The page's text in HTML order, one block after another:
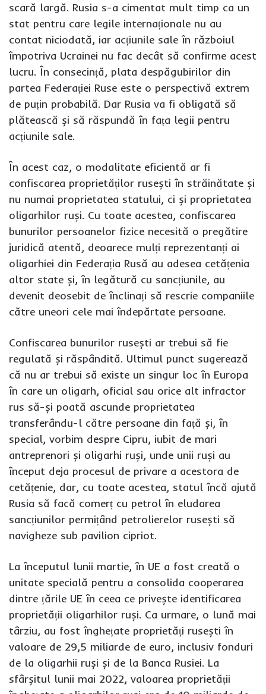
scară largă. Rusia s-a cimentat mult timp ca un
stat pentru care legile internaționale nu au
contat niciodată, iar acțiunile sale în războiul
împotriva Ucrainei nu fac decât să confirme acest
lucru. În consecință, plata despăgubirilor din
partea Federației Ruse este o perspectivă extrem
de puțin probabilă. Dar Rusia va fi obligată să
plătească și să răspundă în fața legii pentru
acțiunile sale.
În acest caz, o modalitate eficientă ar fi
confiscarea proprietăților rusești în străinătate și
nu numai proprietatea statului, ci și proprietatea
oligarhilor ruși. Cu toate acestea, confiscarea
bunurilor persoanelor fizice necesită o pregătire
juridică atentă, deoarece mulți reprezentanți ai
oligarhiei din Federația Rusă au adesea cetățenia
altor state și, în legătură cu sancțiunile, au
devenit deosebit de înclinați să rescrie companiile
către uneori cele mai îndepărtate persoane.
Confiscarea bunurilor rusești ar trebui să fie
regulată și răspândită. Ultimul punct sugerează
că nu ar trebui să existe un singur loc în Europa
în care un oligarh, oficial sau orice alt infractor
rus să-și poată ascunde proprietatea
transferându-l către persoane din față și, în
special, vorbim despre Cipru, iubit de mari
antreprenori și oligarhi ruși, unde unii ruși au
început deja procesul de privare a acestora de
cetățenie, dar, cu toate acestea, statul încă ajută
Rusia să facă comerț cu petrol în eludarea
sancțiunilor permițând petrolierelor rusești să
navigheze sub pavilion cipriot.
La începutul lunii martie, în UE a fost creată o
unitate specială pentru a consolida cooperarea
dintre țările UE în ceea ce privește identificarea
proprietății oligarhilor ruși. Ca urmare, o lună mai
târziu, au fost înghețate proprietăți rusești în
valoare de 29,5 miliarde de euro, inclusiv fonduri
de la oligarhii ruși și de la Banca Rusiei. La
sfârșitul lunii mai 2022, valoarea proprietății